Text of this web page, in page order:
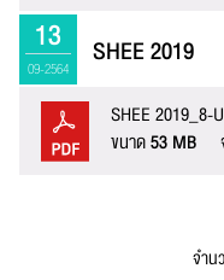
13
09-2564 SHEE 2019
SHEE 2019_8-
ขนาด53 MB
จำ
นามสกุล :
อีเมล :
ระบบได้ทำรั